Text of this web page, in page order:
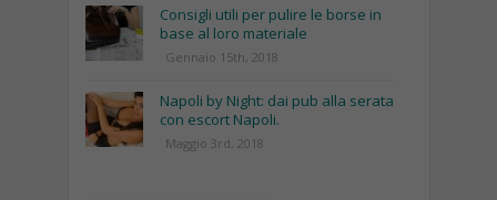
Consigli utili per pulire le borse in
base al loro materiale
Gennaio 15th, 2018
Napoli by Night: dai pub alla serata
con escort Napoli.
Maggio 3rd, 2018